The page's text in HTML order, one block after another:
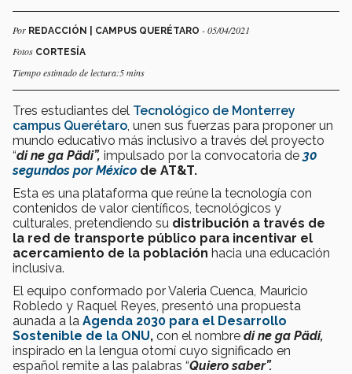
Por REDACCIÓN | CAMPUS QUERÉTARO - 05/04/2021
Fotos CORTESÍA
Tiempo estimado de lectura:5 mins
Tres estudiantes del Tecnológico de Monterrey
campus Querétaro , unen sus fuerzas para proponer un
mundo educativo más inclusivo a través del proyecto
“di ne ga Pädi”, impulsado por la convocatoria de 30
segundos por México de AT&T.
Esta es una plataforma que reúne la tecnología con
contenidos de valor científicos, tecnológicos y
culturales, pretendiendo su distribución a través de
la red de transporte público para incentivar el
acercamiento de la población hacia una educación
inclusiva.
El equipo conformado por Valeria Cuenca, Mauricio
Robledo y Raquel Reyes, presentó una propuesta
aunada a la Agenda 2030 para el Desarrollo
Sostenible de la ONU, con el nombre di ne ga Pädi,
inspirado en la lengua otomí cuyo significado en
español remite a las palabras “Quiero saber”.